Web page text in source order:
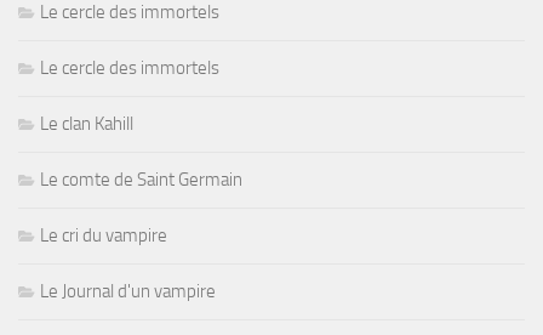
Le cercle des immortels
Le cercle des immortels
Le clan Kahill
Le comte de Saint Germain
Le cri du vampire
Le Journal d'un vampire